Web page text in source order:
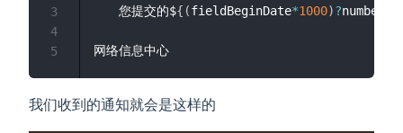
您提交的${ (fieldBeginDate*1000)?
3
4
5
我们收到的通知就会是这样的